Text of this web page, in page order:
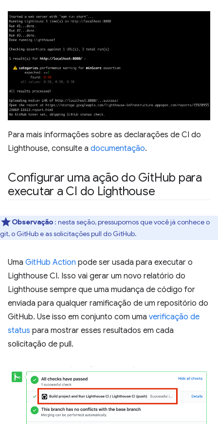
Para mais informações sobre as declarações de CI do
Lighthouse, consulte a documentação.
Configurar uma ação do GitHub para
executar a CI do Lighthouse
Observação : nesta seção, pressupomos que você já conhece o
git, o GitHub e as solicitações pull do GitHub.
Uma GitHub Action pode ser usada para executar o
Lighthouse CI. Isso vai gerar um novo relatório do
Lighthouse sempre que uma mudança de código for
enviada para qualquer ramificação de um repositório do
GitHub. Use isso em conjunto com uma verificação de
status para mostrar esses resultados em cada
solicitação de pull.